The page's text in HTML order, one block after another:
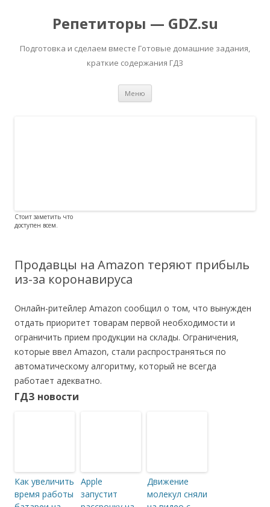
Репетиторы — GDZ.su
Подготовка и сделаем вместе Готовые домашние задания,
краткие содержания ГДЗ
Меню
Стоит заметить что
доступен всем.
Продавцы на Amazon теряют прибыль
из-за коронавируса
Онлайн-ритейлер Amazon сообщил о том, что вынужден
отдать приоритет товарам первой необходимости и
ограничить прием продукции на склады. Ограничения,
которые ввел Amazon, стали распространяться по
автоматическому алгоритму, который не всегда
работает адекватно.
ГДЗ новости
Как увеличить
время работы
Apple
запустит
Движение
молекул сняли